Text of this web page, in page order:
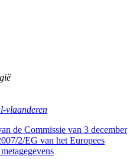
vlaanderen
de Commissie van 3 december
2/EG van het Europees